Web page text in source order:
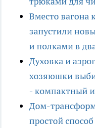
Вместо
запустили
и полками в
Духовка и
хозяюшки
- компактный
Дом-
простой